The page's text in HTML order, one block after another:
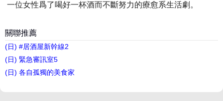
一位女性爲了喝好一杯酒而不斷努力的療愈系生活劇。
關聯推薦
(日) #居酒屋新幹線2
(日) 緊急審訊室5
(日) 各自孤獨的美食家